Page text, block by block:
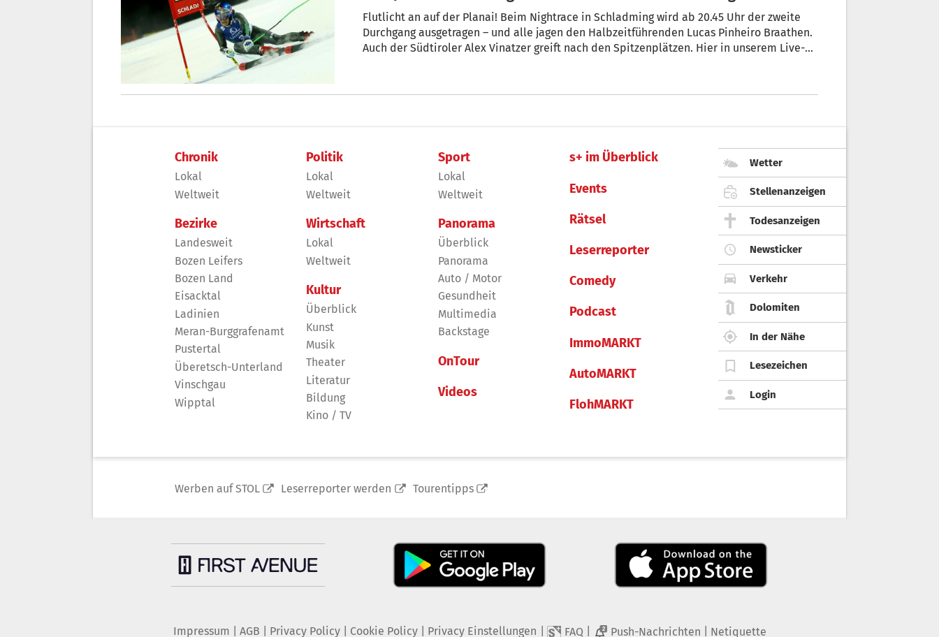
Flutlicht an auf der Planai! Beim Nightrace in Schladming wird ab 20.45 Uhr der zweite
Durchgang ausgetragen – und alle jagen den Halbzeitführenden Lucas Pinheiro Braathen.
Auch der Südtiroler Alex Vinatzer greift nach den Spitzenplätzen. Hier in unserem Live-
Chronik
Lokal
Weltweit
Bezirke
Landesweit
Bozen Leifers
Bozen Land
Eisacktal
Ladinien
Meran-Burggrafenamt
Pustertal
Überetsch-Unterland
Vinschgau
Wipptal
Politik
Lokal
Weltweit
Wirtschaft
Lokal
Weltweit
Kultur
Überblick
Kunst
Musik
Theater
Literatur
Bildung
Kino / TV
Sport
Lokal
Weltweit
Panorama
Überblick
Panorama
Auto / Motor
Gesundheit
Multimedia
Backstage
OnTour
Videos
s+ im Überblick
Events
Rätsel
Leserreporter
Comedy
Podcast
ImmoMARKT
AutoMARKT
FlohMARKT
Wetter
Stellenanzeigen
Todesanzeigen
Newsticker
Verkehr
Dolomiten
In der Nähe
Lesezeichen
Login
Werben auf STOL Leserreporter werden Tourentipps
Impressum AGB Privacy Policy| Cookie Policy| Privacy Einstellungen FAQ 2 Push-Nachrichten Netiquette